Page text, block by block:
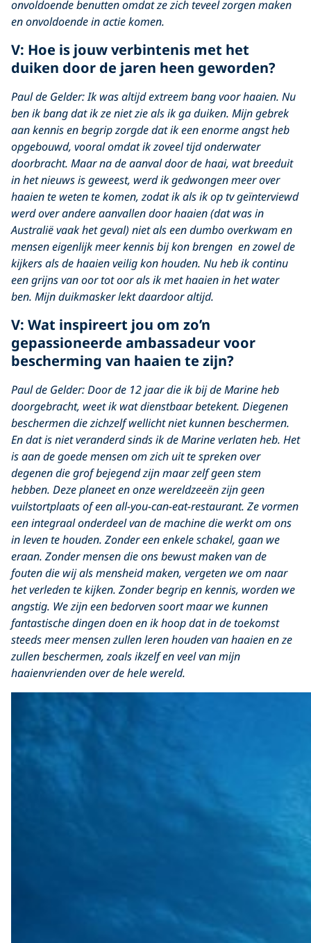
onvoldoende benutten omdat ze zich teveel zorgen maken
en onvoldoende in actie komen.
V: Hoe is jouw verbintenis met het
duiken door de jaren heen geworden?
Paul de Gelder: Ik was altijd extreem bang voor haaien. Nu
ben ik bang dat ik ze niet zie als ik ga duiken. Mijn gebrek
aan kennis en begrip zorgde dat ik een enorme angst heb
opgebouwd, vooral omdat ik zoveel tijd onderwater
doorbracht. Maar na de aanval door de haai, wat breeduit
in het nieuws is geweest, werd ik gedwongen meer over
haaien te weten te komen, zodat ik als ik op tv geïnterviewd
werd over andere aanvallen door haaien (dat was in
Australië vaak het geval) niet als een dumbo overkwam en
mensen eigenlijk meer kennis bij kon brengen en zowel de
kijkers als de haaien veilig kon houden. Nu heb ik continu
een grijns van oor tot oor als ik met haaien in het water
ben. Mijn duikmasker lekt daardoor altijd.
V: Wat inspireert jou om zo’n
gepassioneerde ambassadeur voor
bescherming van haaien te zijn?
Paul de Gelder: Door de 12 jaar die ik bij de Marine heb
doorgebracht, weet ik wat dienstbaar betekent. Diegenen
beschermen die zichzelf wellicht niet kunnen beschermen.
En dat is niet veranderd sinds ik de Marine verlaten heb. Het
is aan de goede mensen om zich uit te spreken over
degenen die grof bejegend zijn maar zelf geen stem
hebben. Deze planeet en onze wereldzeeën zijn geen
vuilstortplaats of een all-you-can-eat-restaurant. Ze vormen
een integraal onderdeel van de machine die werkt om ons
in leven te houden. Zonder een enkele schakel, gaan we
eraan. Zonder mensen die ons bewust maken van de
fouten die wij als mensheid maken, vergeten we om naar
het verleden te kijken. Zonder begrip en kennis, worden we
angstig. We zijn een bedorven soort maar we kunnen
fantastische dingen doen en ik hoop dat in de toekomst
steeds meer mensen zullen leren houden van haaien en ze
zullen beschermen, zoals ikzelf en veel van mijn
haaienvrienden over de hele wereld.